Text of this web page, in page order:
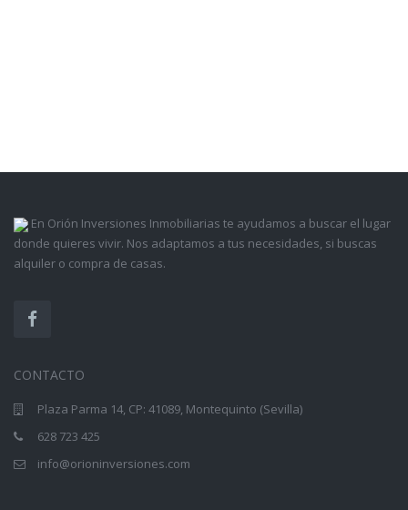
En Orión Inversiones Inmobiliarias te ayudamos a buscar el lugar
donde quieres vivir. Nos adaptamos a tus necesidades, si buscas
alquiler o compra de casas.
CONTACTO
Plaza Parma 14, CP: 41089, Montequinto (Sevilla)
628 723 425
info@orioninversiones.com